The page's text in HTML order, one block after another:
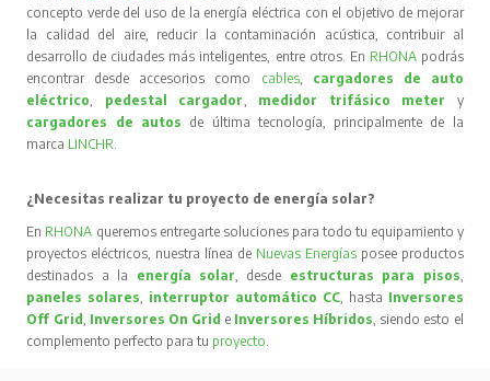
concepto verde del uso de la energía eléctrica con el objetivo de mejorar
la calidad del aire, reducir la contaminación acústica, contribuir al
desarrollo de ciudades más inteligentes, entre otros. En RHONA podrás
encontrar desde accesorios como cables, cargadores de auto
eléctrico
pedestal cargador medidor trifásico meter
y
cargadores de autos de última tecnología, principalmente de la
marca LINCHR
¿Necesitas realizar tu proyecto de energía solar?
En RHONA queremos entregarte soluciones para todo tu equipamiento y
proyectos eléctricos, nuestra línea de Nuevas Energíasposee productos
destinados a la energía solar , desde estructuras para pisos
paneles solares
interruptor automático CC, hasta Inversores
Off Grid Inversores On Grid e Inversores Híbridos , siendo esto el
complemento perfecto para tu proyecto